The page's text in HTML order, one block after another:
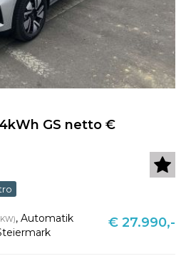
GS netto €
, Automatik
€ 27.990,-